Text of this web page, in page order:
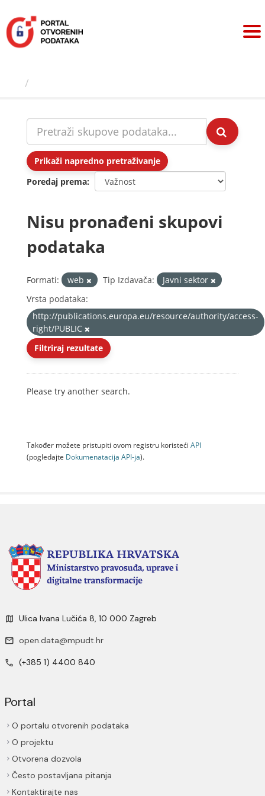
sadržaj
Prikaži napredno pretraživanje
Poredaj prema
Nisu pronađeni skupovi
podataka
Formati: web Tip Izdavača:
Javni sektor
Vrsta podataka:
http://publications.europa.eu/resource/authority/access-
right/PUBLIC
Filtriraj rezultate
Please try another search.
Također možete pristupiti ovom registru koristeći API
(pogledajte Dokumenаtаcijа API-jа).